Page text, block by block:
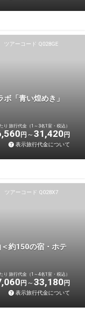
ツアーコード Q028GE
「青い煌めき」
り 旅行代金（1～3名1室・税込）
円 31,420 円
表示旅行代金について
ツアーコード Q028X7
約150の宿・ホテ
り 旅行代金（1～4名1室・税込）
円 33,180 円
表示旅行代金について